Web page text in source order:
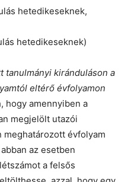
hetedikeseknek,
hetedikeseknek)
tanulmányi kiránduláson a
eltérő évfolyamon
hogy amennyiben a
megjelölt utazói
meghatározott évfolyam
az esetben
a felsős